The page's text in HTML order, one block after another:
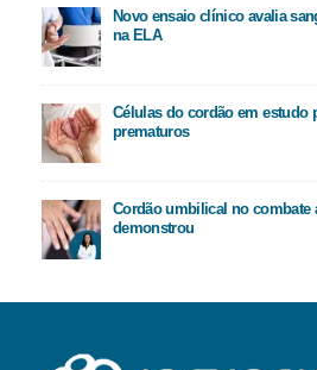
Novo ensaio clínico avalia
na ELA
Células do cordão em estudo
prematuros
Cordão umbilical no combate
demonstrou